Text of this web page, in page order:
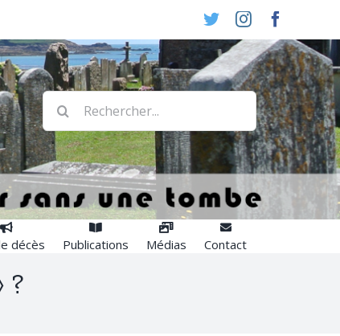
TwitterInstagram
Rechercher:
décès Publications Médias Contact
?